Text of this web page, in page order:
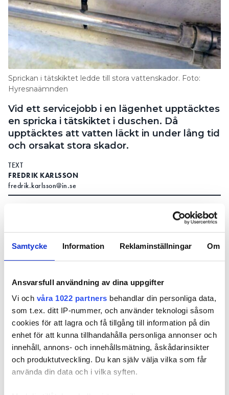
Samtycke Information Reklaminställningar Om
Ansvarsfull användning av dina uppgifter
Vi och våra 1022 partners behandlar din personliga data,
som t.ex. ditt IP-nummer, och använder teknologi såsom
cookies för att lagra och få tillgång till information på din
enhet för att kunna tillhandahålla personliga annonser och
innehåll, annons- och innehållsmätning, åskådarinsikter
och produktutveckling. Du kan själv välja vilka som får
använda din data och i vilka syften.
Sprickan i tätskiktet ledde till stora vattenskador. Foto:
Hyresnaämnden
Vid ett servicejobb i en lägenhet upptäcktes
en spricka i tätskiktet i duschen. Då
upptäcktes att vatten läckt in under lång tid
och orsakat stora skador.
TEXT
FREDRIK KARLSSON
fredrik.karlsson@in.se
som skriver att en
hyresgäst i Båstad mister sitt hyreskontrakt efter en
tvist om en vattenskada i badrummet. Mannen har
bott i lägenheten sedan 1995, men både
hyresnämnden och Svea hovrätt har kommit fram
Skadan uppmärksammades när hyresvärden lät
byta ett duschmunstycke. I samband med arbetet
upptäckte en hantverkare en spricka i plastmattan
på duschväggen. En besiktning som gjordes
därefter visade att vatten under en längre tid hade
läckt från en trasig svetsskarv och orsakat
omfattande vattenskador.